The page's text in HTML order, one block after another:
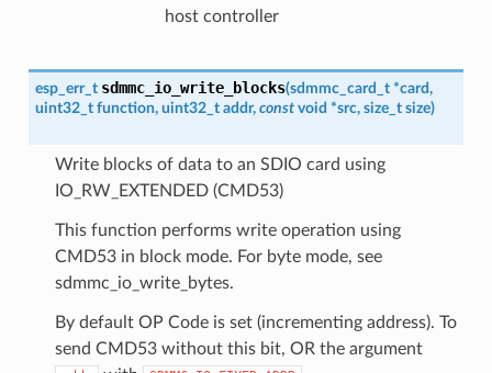
host controller
esp_err_t sdmmc_io_write_blocks(sdmmc_card_t *card,
uint32_t function, uint32_t addr, const void *src, size_t size)
Write blocks of data to an SDIO card using
IO_RW_EXTENDED (CMD53)
This function performs write operation using
CMD53 in block mode. For byte mode, see
sdmmc_io_write_bytes.
By default OP Code is set (incrementing address). To
send CMD53 without this bit, OR the argument